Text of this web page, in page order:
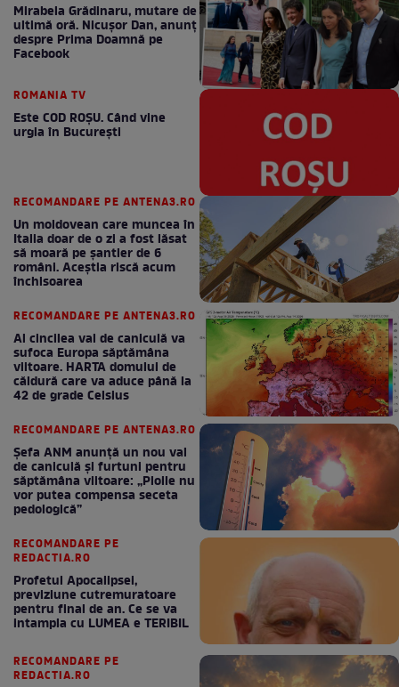
Mirabela Grădinaru, mutare de
ultimă oră. Nicuşor Dan, anunţ
despre Prima Doamnă pe
Facebook
ROMANIA TV
Este COD ROŞU. Când vine
urgia în Bucureşti
RECOMANDARE PE ANTENA3.RO
Un moldovean care muncea în
Italia doar de o zi a fost lăsat
să moară pe şantier de 6
români. Aceștia riscă acum
închisoarea
RECOMANDARE PE ANTENA3.RO
Al cincilea val de caniculă va
sufoca Europa săptămâna
viitoare. HARTA domului de
căldură care va aduce până la
42 de grade Celsius
RECOMANDARE PE ANTENA3.RO
Șefa ANM anunță un nou val
de caniculă și furtuni pentru
săptămâna viitoare: „Ploile nu
vor putea compensa seceta
pedologică”
RECOMANDARE PE
REDACTIA.RO
Profetul Apocalipsei,
previziune cutremuratoare
pentru final de an. Ce se va
intampla cu LUMEA e TERIBIL
RECOMANDARE PE
REDACTIA.RO